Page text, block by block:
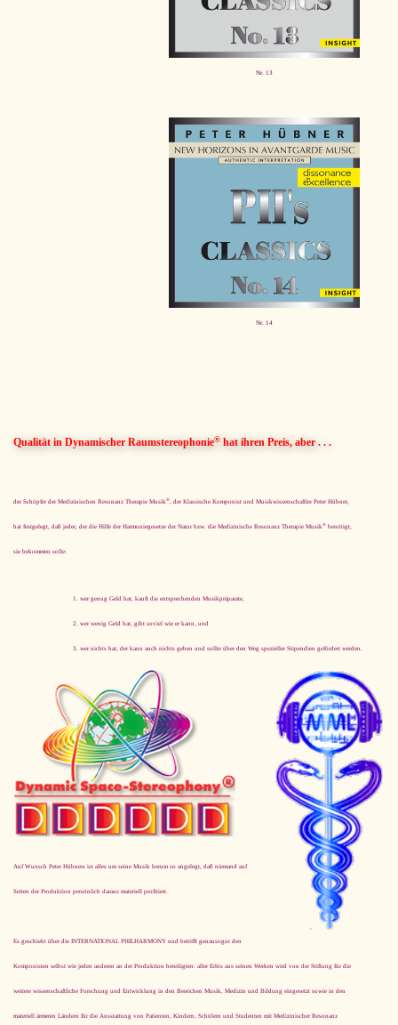
Nr. 13
Nr. 14
Qualität in Dynamischer Raumstereophonie® hat ihren Preis, aber . . .
der Schöpfer der Medizinischen Resonanz Therapie Musik®, der Klassische Komponist und Musikwissenschaftler Peter Hübner,
hat festgelegt, daß jeder, der die Hilfe der Harmoniegesetze der Natur bzw. die Medizinische Resonanz Therapie Musik® benötigt,
sie bekommen solle:
wer genug Geld hat, kauft die entsprechenden Musikpräparate,
wer wenig Geld hat, gibt soviel wie er kann, und
wer nichts hat, der kann auch nichts geben und sollte über den Weg spezieller Stipendien gefördert werden.
Auf Wunsch Peter Hübners ist alles um seine Musik herum so angelegt, daß niemand auf
Seiten der Produktion persönlich daraus materiell profitiert.
Es geschieht über die INTERNATIONAL PHILHARMONY und betrifft ge­nau­so­gut den
Komponisten selbst wie jeden anderen an der Produktion beteiligten: aller Erlös aus seinen Werken wird von der Stiftung für die
weitere wissenschaftliche Forschung und Entwicklung in den Bereichen Musik, Medizin und Bildung eingesetzt sowie in den
materiell ärmeren Ländern für die Ausstattung von Patienten, Kindern, Schülern und Studenten mit Medizinischer Resonanz